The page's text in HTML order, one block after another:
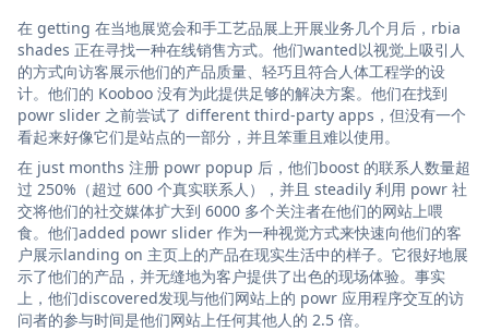
在 getting 在当地展览会和手工艺品展上开展业务几个月后，rbia
shades 正在寻找一种在线销售方式。他们wanted以视觉上吸引人
的方式向访客展示他们的产品质量、轻巧且符合人体工程学的设
计。他们的 Kooboo 没有为此提供足够的解决方案。他们在找到
powr slider 之前尝试了 different third-party apps，但没有一个
看起来好像它们是站点的一部分，并且笨重且难以使用。
在 just months 注册 powr popup 后，他们boost 的联系人数量超
过 250%（超过 600 个真实联系人），并且 steadily 利用 powr 社
交将他们的社交媒体扩大到 6000 多个关注者在他们的网站上喂
食。他们added powr slider 作为一种视觉方式来快速向他们的客
户展示landing on 主页上的产品在现实生活中的样子。它很好地展
示了他们的产品，并无缝地为客户提供了出色的现场体验。事实
上，他们discovered发现与他们网站上的 powr 应用程序交互的访
问者的参与时间是他们网站上任何其他人的 2.5 倍。